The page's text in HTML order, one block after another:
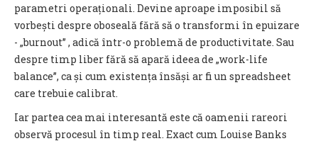
parametri operaționali. Devine aproape imposibil să
vorbești despre oboseală fără să o transformi în epuizare
- „burnout” , adică într-o problemă de productivitate. Sau
despre timp liber fără să apară ideea de „work-life
balance”, ca și cum existența însăși ar fi un spreadsheet
care trebuie calibrat.
Iar partea cea mai interesantă este că oamenii rareori
observă procesul în timp real. Exact cum Louise Banks